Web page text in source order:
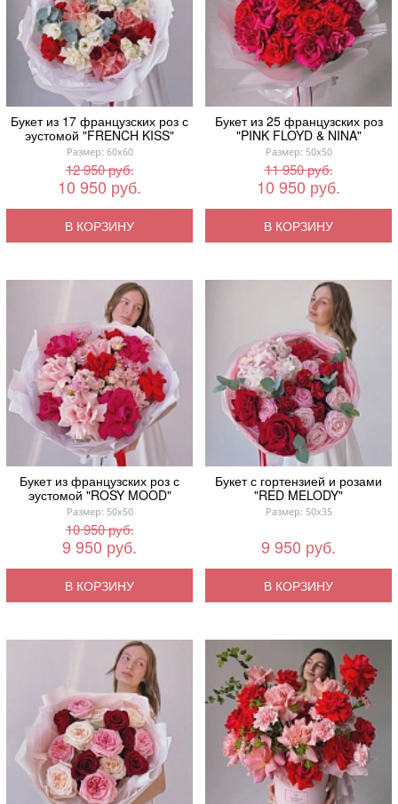
Букет из 17 французских роз с
эустомой "FRENCH KISS"
Размер: 60x60
12 950 руб.
10 950 руб.
В КОРЗИНУ
Букет из 25 французских роз
"PINK FLOYD & NINA"
Размер: 50x50
11 950 руб.
10 950 руб.
В КОРЗИНУ
Букет из французских роз с
эустомой "ROSY MOOD"
Размер: 50x50
10 950 руб.
9 950 руб.
В КОРЗИНУ
Букет с гортензией и розами
"RED MELODY"
Размер: 50x35
9 950 руб.
В КОРЗИНУ